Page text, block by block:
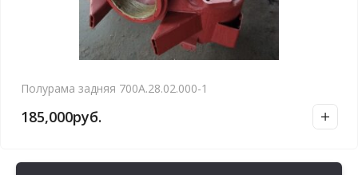
Полурама задняя 700А.28.02.000-1
185,000руб.